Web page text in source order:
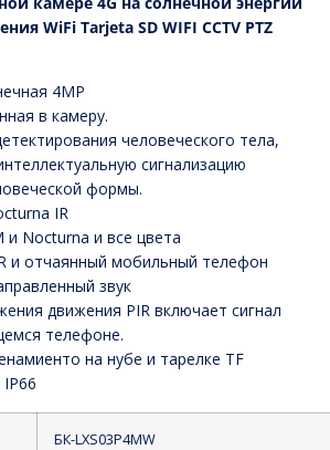
WiFi Tarjeta SD WIFI CCTV PTZ
4MP
в камеру.
человеческого тела,
сигнализацию
формы.
IR
и Nocturna и все цвета
и отчаянный мобильный телефон
звук
движения PIR включает сигнал
телефоне.
на нубе и тарелке TF
БК-LXS03P4MW